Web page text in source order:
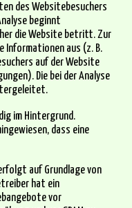
des Websitebesuchers
beginnt
die Website betritt. Zur
Informationen aus (z. B.
auf der Website
Die bei der Analyse
im Hintergrund.
dass eine
auf Grundlage von
hat ein
vor